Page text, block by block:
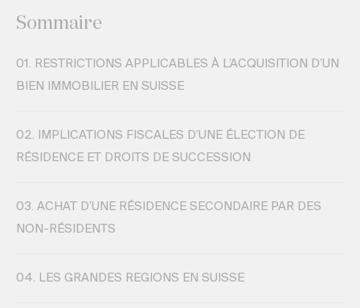
Sommaire
01. RESTRICTIONS APPLICABLES À L’ACQUISITION D’UN
BIEN IMMOBILIER EN SUISSE
02.
IMPLICATIONS FISCALES D’UNE ÉLECTION DE
RÉSIDENCE ET DROITS DE SUCCESSION
03. ACHAT D’UNE RÉSIDENCE SECONDAIRE PAR DES
NON-RÉSIDENTS
04. LES GRANDES REGIONS EN SUISSE